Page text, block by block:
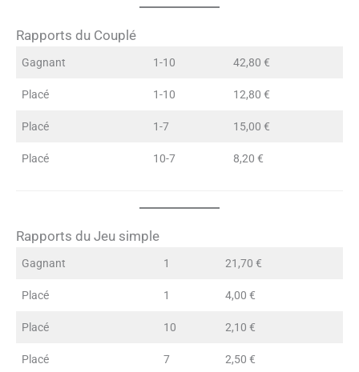
Rapports du Couplé
Gagnant 1-10 42,80 €
Placé 1-10 12,80 €
Placé 1-7 15,00 €
Placé 10-7 8,20 €
Rapports du Jeu simple
Gagnant 1 21,70 €
Placé 1 4,00 €
Placé 10 2,10 €
Placé 7 2,50 €